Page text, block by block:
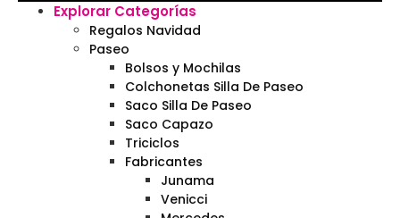
Explorar Categorías
Regalos Navidad
Paseo
Bolsos y Mochilas
Colchonetas Silla De Paseo
Saco Silla De Paseo
Saco Capazo
Triciclos
Fabricantes
Junama
Venicci